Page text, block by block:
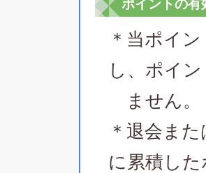
ポイントの有
＊当ポイ
し、ポイ
ません。
＊退会ま
に累積し